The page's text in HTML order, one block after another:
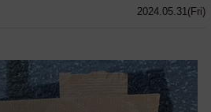
2024.05.31(Fri)